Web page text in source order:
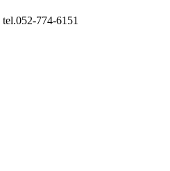
tel.052-774-6151